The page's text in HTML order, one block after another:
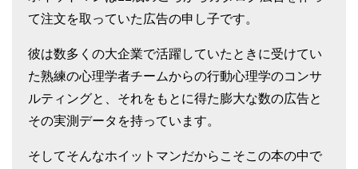
て注文を取っていた広告の申し子です。
彼は数多くの大企業で活躍していたときに受けてい
た熟練の心理学者チームからの行動心理学のコンサ
ルティングと、それをもとに得た膨大な数の広告と
その実測データを持っています。
そしてそんなホイットマンだからこそこの本の中で